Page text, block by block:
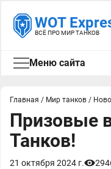
WOT
ВСЁ ПРО МИР ТАНКОВ
Меню сайта
Главная / Мир танков /
Призовые
Танков!
21 октября 2024 г.